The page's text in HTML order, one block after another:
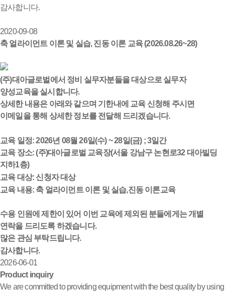
감사합니다.
2020-09-08
축 얼라이먼트 이론 및 실습, 진동 이론 교육 (2026.08.26~28)
(주)대아글로벌에서 정비 실무자분들을 대상으로 실무자
양성교육을 실시합니다.
상세한 내용은 아래와 같으며 기한내에 교육 신청해 주시면
이메일을 통해 상세한 정보를 전달해 드리겠습니다.
교육 일정: 2026년 08월 26일(수) ~ 28일(금) ; 3일간
교육 장소: (주)대아글로벌 교육장(서울 강남구 논현로32 대아빌딩
지하1층)
교육 대상: 신청자 대상
교육 내용: 축 얼라이먼트 이론 및 실습,진동 이론교육
수용 인원에 제한이 있어 이번 교육에 제외된 분들에게는 개별
연락을 드리도록 하겠습니다.
많은 관심 부탁드립니다.
감사합니다.
2026-06-01
Product inquiry
We are committed to providing equipment with the best quality by using